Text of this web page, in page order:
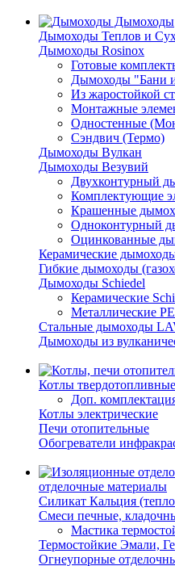
Дымоходы
Дымоходы Теплов и
Дымоходы Rosinox
Готовые
Дымоходы "Бани
Из жаростойкой
Монтажные
Одностенные
Сэндвич (Термо)
Дымоходы Вулкан
Дымоходы Везувий
Двухконтурный
Комплектующие
Крашенные
Одноконтурный
Оцинкованные
Керамические
Гибкие дымоходы
Дымоходы Schiedel
Керамические
Металлические
Стальные дымоходы
Дымоходы из
Котлы твердотопливные
Доп.
Котлы электрические
Печи отопительные
Обогреватели
отделочные материалы
Силикат Кальция
Смеси печные,
Мастика
Термостойкие Эмали,
Огнеупорные